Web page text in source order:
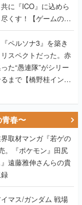
に『ICO』に込めら
くす！【ゲームの企
ペルソナ3』を築き
スペクトだった。赤
た“愚連隊”がシリー
まで【橋野桂インタ
春〜
取材マンガ『若ゲの
。『ポケモン』田尻
遠藤雅伸さんらの貴
ス/ガンダム 戦場